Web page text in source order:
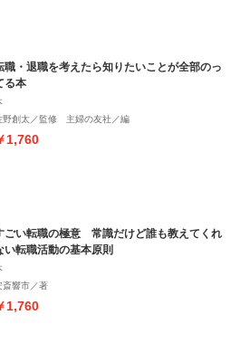
職・退職を考えたら知りたいことが全部のっ
る本
野創太／監修 主婦の友社／編
1,760
ごい転職の極意 常識だけど誰も教えてくれ
い転職活動の基本原則
斎響市／著
1,760